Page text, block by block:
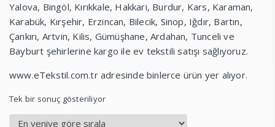
Yalova, Bingöl, Kırıkkale, Hakkari, Burdur, Kars, Karaman,
Karabük, Kırşehir, Erzincan, Bilecik, Sinop, Iğdır, Bartın,
Çankırı, Artvin, Kilis, Gümüşhane, Ardahan, Tunceli ve
Bayburt şehirlerine kargo ile ev tekstili satışı sağlıyoruz.
www.eTekstil.com.tr adresinde binlerce ürün yer alıyor.
Tek bir sonuç gösteriliyor